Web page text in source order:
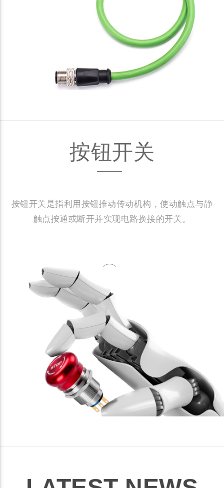
按钮开关
按钮开关是指利用按钮推动传动机构，使动触点与静
触点按通或断开并实现电路换接的开关。